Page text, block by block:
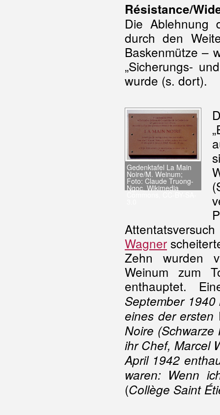
Résistance/
Die Ablehnung
durch den
Baskenmütze –
„Sicherungs-
wurde (s. dort).
Gedenktafel La Main
Noire/M. Weinum;
Foto: Claude Truong-
Ngoc, Wikimedia
Wagner
Zehn wurden
Weinum zum
enthauptet.
September
eines der ersten
Noire
ihr Chef, Marcel
April 1942
waren: Wenn
(Collège Saint